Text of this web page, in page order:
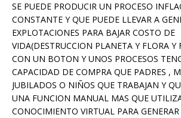
SE PUEDE PRODUCIR UN PROCESO
CONSTANTE Y QUE PUEDE LLEVAR A
EXPLOTACIONES PARA BAJAR COSTO DE
VIDA(DESTRUCCION PLANETA Y FLORA Y
CON UN BOTON Y UNOS PROCESOS
CAPACIDAD DE COMPRA QUE PADRES ,
JUBILADOS O NIÑOS QUE TRABAJAN Y
UNA FUNCION MANUAL MAS QUE
CONOCIMIENTO VIRTUAL PARA